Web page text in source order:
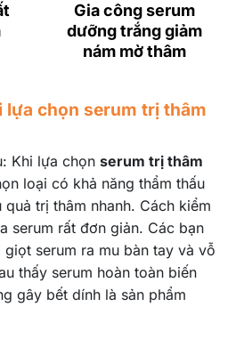
Gia công serum
dưỡng trắng giảm
nám mờ thâm
lựa chọn serum trị thâm
Khi lựa chọn serum trị thâm
loại có khả năng thẩm thấu
trị thâm nhanh. Cách kiểm
serum rất đơn giản. Các bạn
serum ra mu bàn tay và vỗ
thấy serum hoàn toàn biến
gây bết dính là sản phẩm